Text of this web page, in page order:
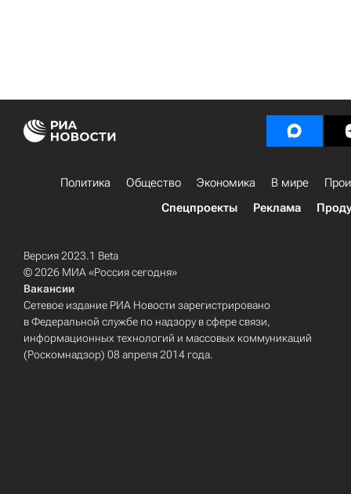
Политика Общество Экономика В мире
Спецпроекты
Реклама
Версия 2023.1 Beta
© 2026 МИА «Россия сегодня»
Вакансии
Сетевое издание РИА Новости зарегистрировано
в Федеральной службе по надзору в сфере связи,
информационных технологий и массовых коммуникаций
(Роскомнадзор) 08 апреля 2014 года.